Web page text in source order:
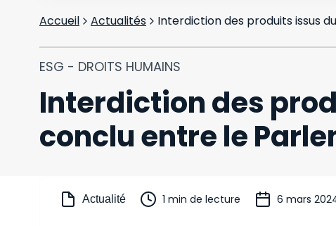
Accueil Actualités
ESG - DROITS HUMAINS
Interdiction des
conclu entre le
Actualité 1 min de lecture 6 mars